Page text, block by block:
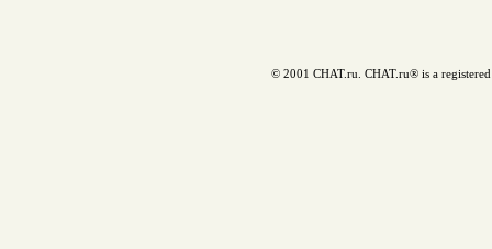
© 2001 CHAT.ru. CHAT.ru® is a